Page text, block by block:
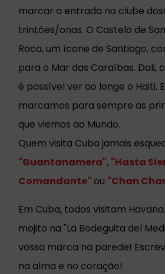
marcar a entrada no clube
trintões/onas. O Castelo de
Roca, um ícone de Santiago,
para o Mar das Caraíbas. Dali,
é possível ver ao longe o Haiti.
marcamos para sempre as
que viemos ao Mundo.
Quem visita Cuba jamais
"Guantanamera", "Hasta
Comandante" ou "Chan
Em Cuba, todos visitam
mojito na "La Bodeguita del
vossa marca na parede!
na alma e no coração!